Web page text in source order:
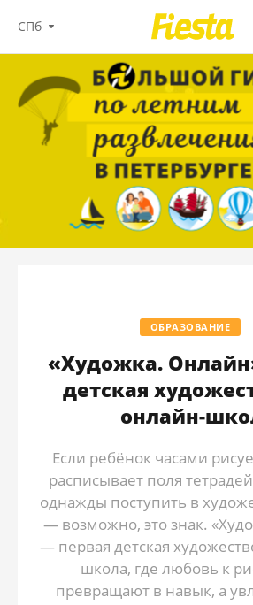
СПб
ОБРАЗОВАНИЕ
«Художка.
детская
онлайн-
Если ребёнок часами
расписывает поля
однажды поступить в
— возможно, это знак.
— первая детская
школа, где любовь к
превращают в навык, а